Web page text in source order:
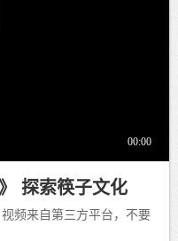
探索筷子文化
频来自第三方平台，不要